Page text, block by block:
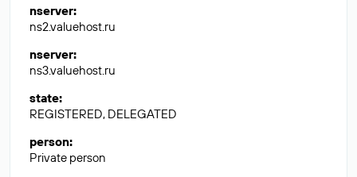
nserver:
ns2.valuehost.ru
nserver:
ns3.valuehost.ru
state:
REGISTERED, DELEGATED
person:
Private person